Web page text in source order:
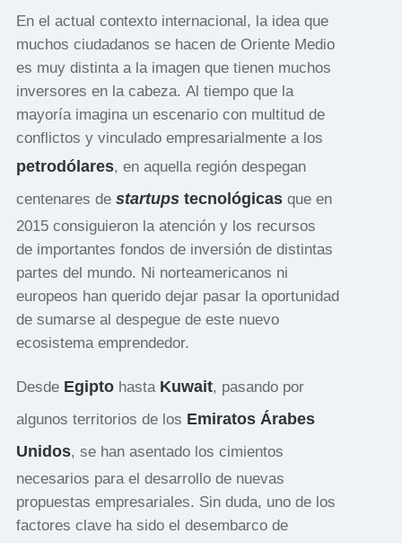
En el actual contexto internacional, la idea que
muchos ciudadanos se hacen de Oriente Medio
es muy distinta a la imagen que tienen muchos
inversores en la cabeza. Al tiempo que la
mayoría imagina un escenario con multitud de
conflictos y vinculado empresarialmente a los
petrodólares, en aquella región despegan
centenares de startups tecnológicas que en
2015 consiguieron la atención y los recursos
de importantes fondos de inversión de distintas
partes del mundo. Ni norteamericanos ni
europeos han querido dejar pasar la oportunidad
de sumarse al despegue de este nuevo
ecosistema emprendedor.
Desde Egiptohasta Kuwait, pasando por
algunos territorios de los Emiratos Árabes
Unidos, se han asentado los cimientos
necesarios para el desarrollo de nuevas
propuestas empresariales. Sin duda, uno de los
factores clave ha sido el desembarco de